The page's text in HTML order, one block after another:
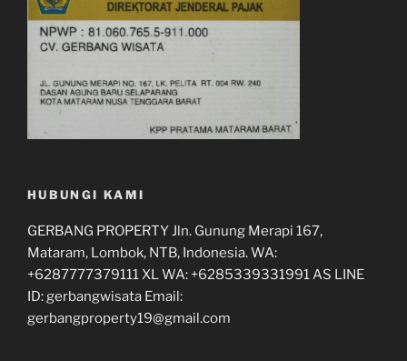
HUBUNGI KAMI
GERBANG PROPERTY Jln. Gunung Merapi 167,
Mataram, Lombok, NTB, Indonesia. WA:
+6287777379111 XL WA: +6285339331991 AS LINE
ID: gerbangwisata Email:
gerbangproperty19@gmail.com